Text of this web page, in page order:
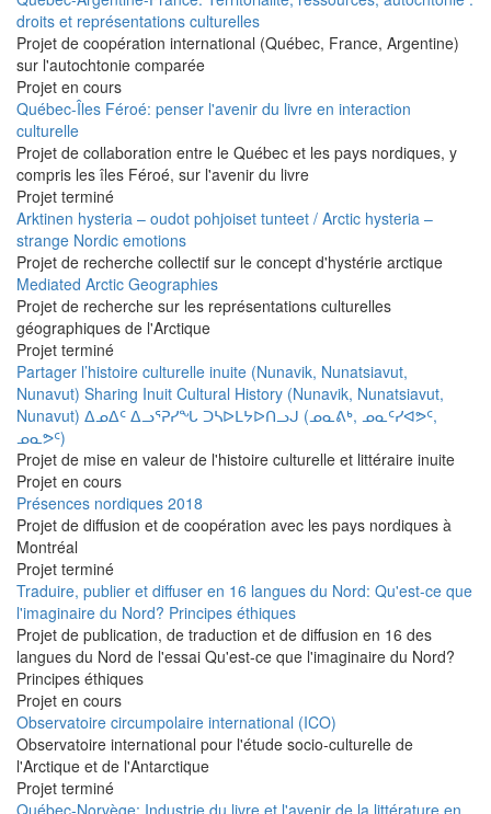
droits et représentations culturelles
Projet de coopération international (Québec, France, Argentine)
sur l'autochtonie comparée
Projet en cours
Québec-Îles Féroé: penser l'avenir du livre en interaction
culturelle
Projet de collaboration entre le Québec et les pays nordiques, y
compris les îles Féroé, sur l'avenir du livre
Projet terminé
Arktinen hysteria – oudot pohjoiset tunteet / Arctic hysteria –
strange Nordic emotions
Projet de recherche collectif sur le concept d'hystérie arctique
Mediated Arctic Geographies
Projet de recherche sur les représentations culturelles
géographiques de l'Arctique
Projet terminé
Partager l’histoire culturelle inuite (Nunavik, Nunatsiavut,
Nunavut) Sharing Inuit Cultural History (Nunavik, Nunatsiavut,
Nunavut) ᐃᓄᐃᑦ ᐃᓗᕐᕈᓯᖓ ᑐᓴᐅᒪᔭᐅᑎᓗᒍ (ᓄᓇᕕᒃ, ᓄᓇᑦᓯᐊᕗᑦ,
ᓄᓇᕗᑦ)
Projet de mise en valeur de l'histoire culturelle et littéraire inuite
Projet en cours
Présences nordiques 2018
Projet de diffusion et de coopération avec les pays nordiques à
Montréal
Projet terminé
Traduire, publier et diffuser en 16 langues du Nord: Qu'est-ce que
l'imaginaire du Nord? Principes éthiques
Projet de publication, de traduction et de diffusion en 16 des
langues du Nord de l'essai Qu'est-ce que l'imaginaire du Nord?
Principes éthiques
Projet en cours
Observatoire circumpolaire international (ICO)
Observatoire international pour l'étude socio-culturelle de
l'Arctique et de l'Antarctique
Projet terminé